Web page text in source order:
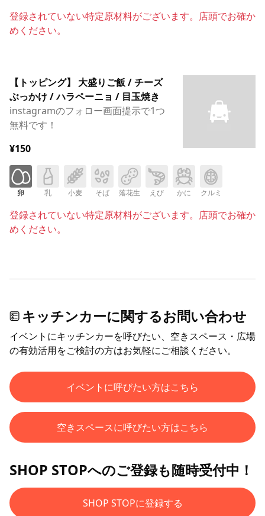
登録されていない特定原材料がございます。店頭でお確か
めください。
【トッピング】 大盛りご飯 / チーズ
ぶっかけ / ハラペーニョ / 目玉焼き
instagramのフォロー画面提示で1つ
無料です！
¥150
卵 乳 小麦 そば 落花生 えび かに クルミ
登録されていない特定原材料がございます。店頭でお確か
めください。
キッチンカーに関するお問い合わせ
イベントにキッチンカーを呼びたい、空きスペース・広場
の有効活用をご検討の方はお気軽にご相談ください。
イベントに呼びたい方はこちら
空きスペースに呼びたい方はこちら
SHOP STOPへのご登録も随時受付中！
SHOP STOPに登録する